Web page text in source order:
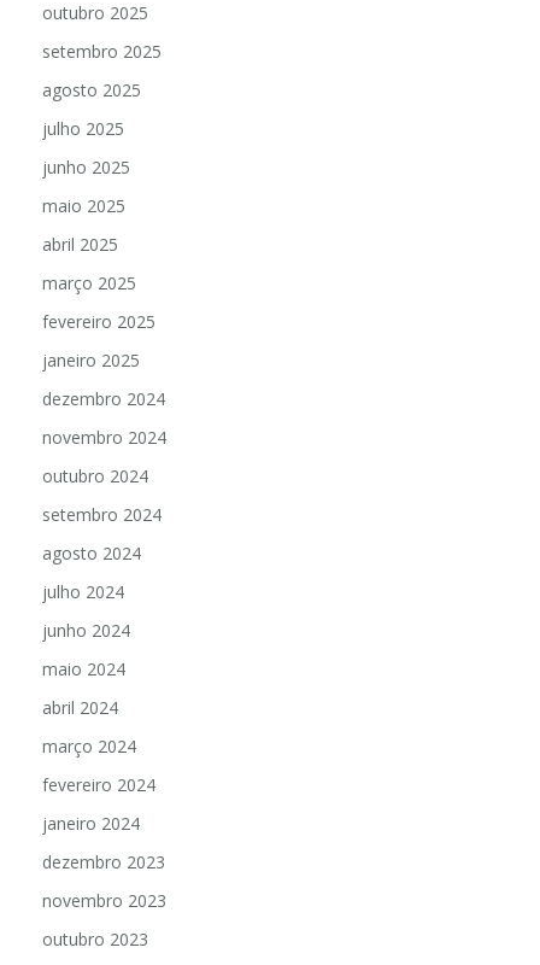
outubro 2025
setembro 2025
agosto 2025
julho 2025
junho 2025
maio 2025
abril 2025
março 2025
fevereiro 2025
janeiro 2025
dezembro 2024
novembro 2024
outubro 2024
setembro 2024
agosto 2024
julho 2024
junho 2024
maio 2024
abril 2024
março 2024
fevereiro 2024
janeiro 2024
dezembro 2023
novembro 2023
outubro 2023